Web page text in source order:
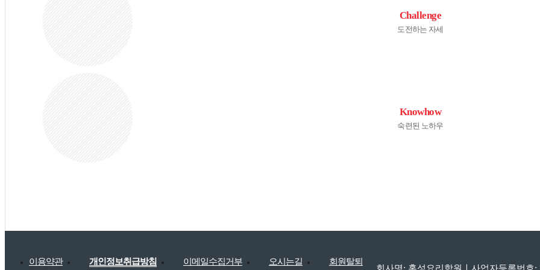
Challenge
도전하는 자세
Knowhow
숙련된 노하우
이용약관 개인정보취급방침 이메일수집거부 오시는길 회원탈퇴